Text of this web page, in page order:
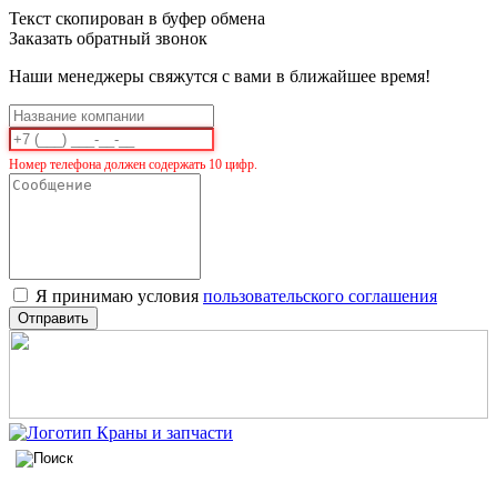
Текст скопирован в буфер обмена
Заказать обратный звонок
Наши менеджеры свяжутся с вами в ближайшее время!
Номер телефона должен содержать 10 цифр.
Я принимаю условия пользовательского соглашения
Отправить